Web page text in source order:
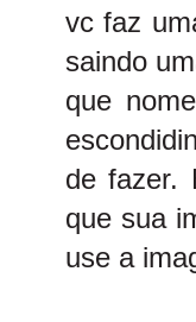
vc faz
saindo
que
de fazer.
que sua
use a